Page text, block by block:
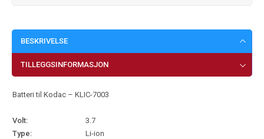
BESKRIVELSE
TILLEGGSINFORMASJON
Batteri til Kodac – KLIC-7003
Volt:
3.7
Type:
Li-ion